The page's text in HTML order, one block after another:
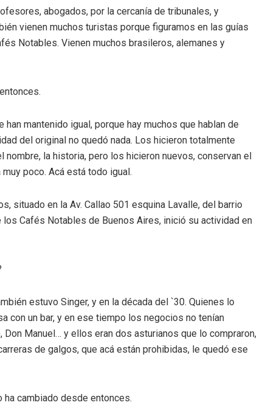
abogados, por la cercanía de tribunales, y
vienen muchos turistas porque figuramos en las guías
Notables. Vienen muchos brasileros, alemanes y
mantenido igual, porque hay muchos que hablan de
del original no quedó nada. Los hicieron totalmente
nombre, la historia, pero los hicieron nuevos, conservan el
poco. Acá está todo igual.
situado en la Av. Callao 501 esquina Lavalle, del barrio
los Cafés Notables de Buenos Aires, inició su actividad en
estuvo Singer, y en la década del `30. Quienes lo
con un bar, y en ese tiempo los negocios no tenían
Don Manuel… y ellos eran dos asturianos que lo compraron,
de galgos, que acá están prohibidas, le quedó ese
ha cambiado desde entonces.